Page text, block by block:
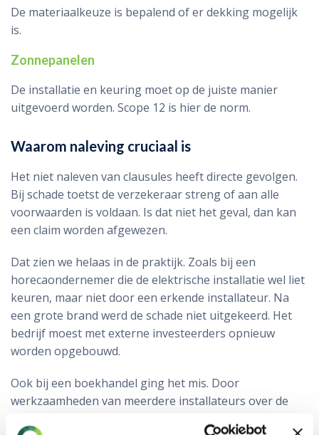
De materiaalkeuze is bepalend of er dekking mogelijk
is.
Zonnepanelen
De installatie en keuring moet op de juiste manier
uitgevoerd worden. Scope 12 is hier de norm.
Waarom naleving cruciaal is
Het niet naleven van clausules heeft directe gevolgen.
Bij schade toetst de verzekeraar streng of aan alle
voorwaarden is voldaan. Is dat niet het geval, dan kan
een claim worden afgewezen.
Dat zien we helaas in de praktijk. Zoals bij een
horecaondernemer die de elektrische installatie wel liet
keuren, maar niet door een erkende installateur. Na
een grote brand werd de schade niet uitgekeerd. Het
bedrijf moest met externe investeerders opnieuw
worden opgebouwd.
Ook bij een boekhandel ging het mis. Door
werkzaamheden van meerdere installateurs over de